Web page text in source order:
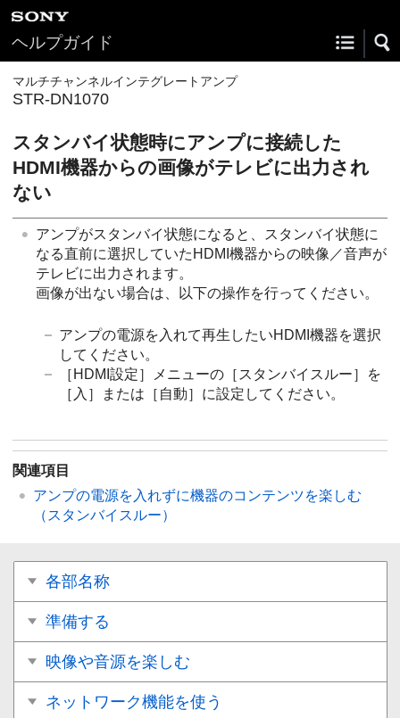
ヘルプガイド
マルチチャンネルインテグレートアンプ
STR-DN1070
スタンバイ状態時にアンプに接続した
HDMI機器からの画像がテレビに出力され
ない
アンプがスタンバイ状態になると、スタンバイ状態に
なる直前に選択していたHDMI機器からの映像／音声が
テレビに出力されます。
画像が出ない場合は、以下の操作を行ってください。
アンプの電源を入れて再生したいHDMI機器を選択
してください。
［ HDMI設定］メニューの［ スタンバイスルー］を
［ 入 ］または［ 自動］に設定してください。
関連項目
アンプの電源を入れずに機器のコンテンツを楽しむ
（ スタンバイスルー）
各部名称
準備する
映像や音源を楽しむ
ネットワーク機能を使う